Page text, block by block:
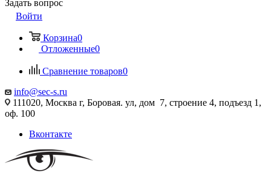
Задать вопрос
Войти
Корзина0
Отложенные0
Сравнение товаров0
info@sec-s.ru
111020, Москва г, Боровая. ул, дом 7, строение 4, подъезд 1,
оф. 100
Вконтакте